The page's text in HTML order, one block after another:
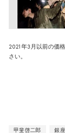
2021年3月以前の価
さい。
甲斐啓二郎 銀